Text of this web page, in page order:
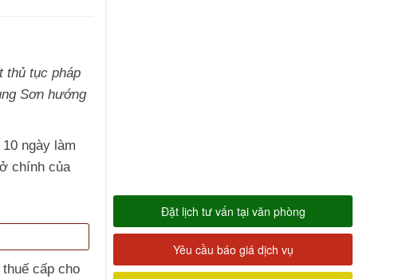
thủ tục pháp
Sơn hướng
ngày làm
chính của
cấp cho
Đặt lịch tư vấn tại văn phòng
Yêu cầu báo giá dịch vụ